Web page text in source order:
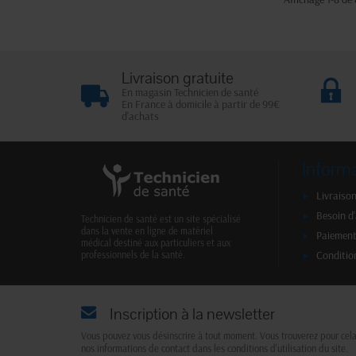
Livraison gratuite
En magasin Technicien de santé
En France à domicile à partir de 99€
d'achats
Technicien de santé est un site spécialisé
dans la vente en ligne de matériel
médical destiné aux particuliers et aux
professionnels de la santé.
Besoin
Inscription à la newsletter
Vous pouvez vous désinscrire à tout moment. Vous trouverez pour cela
nos informations de contact dans les conditions d'utilisation du site.